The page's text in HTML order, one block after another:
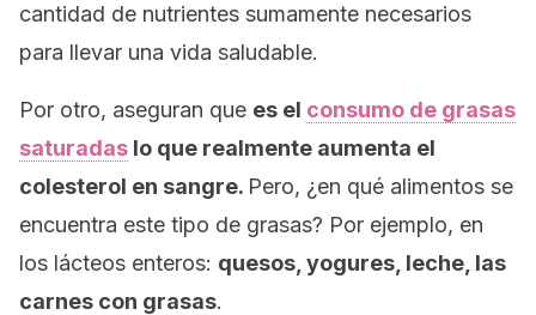
cantidad de nutrientes sumamente necesarios
para llevar una vida saludable.
Por otro, aseguran que es el consumo de grasas
saturadas lo que realmente aumenta el
colesterol en sangre. Pero, ¿en qué alimentos se
encuentra este tipo de grasas? Por ejemplo, en
los lácteos enteros: quesos, yogures, leche, las
carnes con grasas.